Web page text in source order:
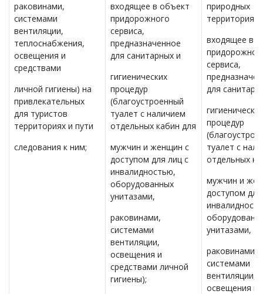
раковинами,
системами
вентиляции,
теплоснабжения,
освещения и
средствами
личной гигиены) на
привлекательных
для туристов
территориях и пути
следования к ним;
входящее в объект
придорожного
сервиса,
предназначенное
для санитарных и
гигиенических
процедур
(благоустроенный
туалет с наличием
отдельных кабин для
мужчин и женщин с
доступом для лиц с
инвалидностью,
оборудованных
унитазами,
раковинами,
системами
вентиляции,
освещения и
средствами личной
гигиены);
природных
территориях
входящее в
сервиса,
для
гигиенических
процедур
туалет с
отдельных
мужчин и
доступом
унитазами,
раковинами,
системами
вентиляции,
освещения и